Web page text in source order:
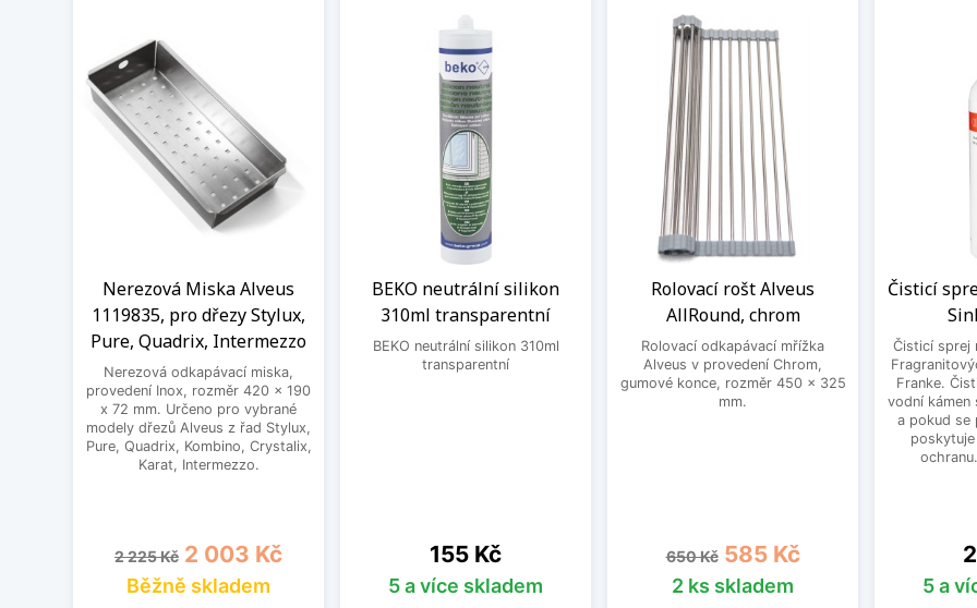
Nerezová Miska Alveus
1119835, pro dřezy Stylux,
Pure, Quadrix, Intermezzo
Nerezová odkapávací miska,
provedení Inox, rozměr 420 x 190
x 72 mm. Určeno pro vybrané
modely dřezů Alveus z řad Stylux,
Pure, Quadrix, Kombino, Crystalix,
Karat, Intermezzo.
Běžná cena
2 225 Kč Cena
2 003 Kč
Běžně skladem
BEKO neutrální silikon
310ml transparentní
BEKO neutrální silikon 310ml
transparentní
Cena
155 Kč
5 a více skladem
Rolovací rošt Alveus
AllRound, chrom
Rolovací odkapávací mřížka
Alveus v provedení Chrom,
gumové konce, rozměr 450 x 325
mm.
Běžná cena
650 Kč Cena
585 Kč
2 ks skladem
Čisticí
Čisticí sprej
Franke.
vodní kámen
a pokud se
5 a